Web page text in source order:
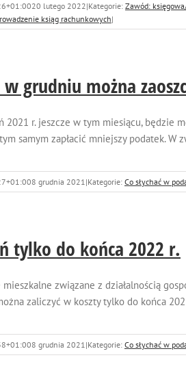
20 lutego 2022|Kategorie: Zawód:
ksiąg rachunkowych|
w grudniu można
2021 r. jeszcze w tym miesiącu, będzie
samym zapłacić mniejszy podatek. W
8 grudnia 2021|Kategorie: Co słychać w
tylko do końca 2022 r.
związane z działalnością
zaliczyć w koszty tylko do końca
8 grudnia 2021|Kategorie: Co słychać w